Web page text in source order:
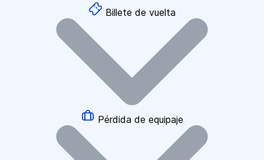
Billete de vuelta
Pérdida de equipaje